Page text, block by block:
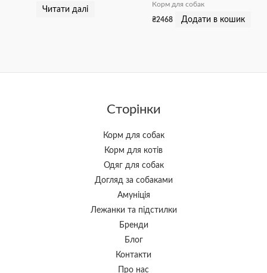
Читати далі
Корм для собак
₴2468 Додати в кошик
Сторінки
Корм для собак
Корм для котів
Одяг для собак
Догляд за собаками
Амуніція
Лежанки та підстилки
Бренди
Блог
Контакти
Про нас